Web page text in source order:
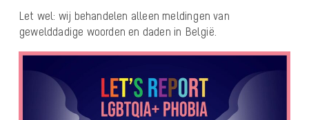
Let wel: wij behandelen alleen meldingen van
gewelddadige woorden en daden in België.